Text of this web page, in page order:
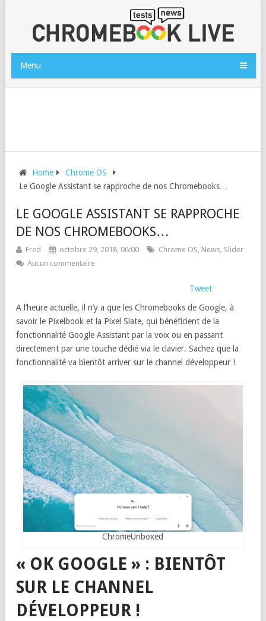
Menu
Home
Chrome OS
Le Google Assistant se rapproche de nos Chromebooks…
LE GOOGLE ASSISTANT SE RAPPROCHE
DE NOS CHROMEBOOKS…
Fred octobre 29, 2018, 06:00 Chrome OS, News, Slider
Aucun commentaire
Tweet
A l’heure actuelle, il n’y a que les Chromebooks de Google, à
savoir le Pixelbook et la Pixel Slate, qui bénéficient de la
fonctionnalité Google Assistant par la voix ou en passant
directement par une touche dédié via le clavier. Sachez que la
fonctionnalité va bientôt arriver sur le channel développeur !
ChromeUnboxed
« OK GOOGLE » : BIENTÔT
SUR LE CHANNEL
DÉVELOPPEUR !